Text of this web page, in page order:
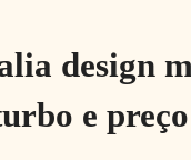
design
e